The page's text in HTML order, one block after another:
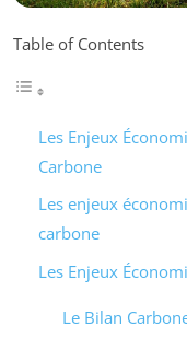
Table of Contents
Les Enjeux
Carbone
Les enjeux
carbone
Les Enjeux
Le Bilan